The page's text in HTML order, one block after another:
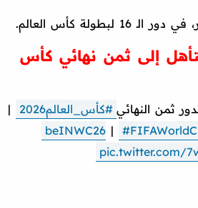
كأس العالم.
إلى ثمن نهائي كأس
#كأس_العالم2026
|
|
pic.twitter.com/